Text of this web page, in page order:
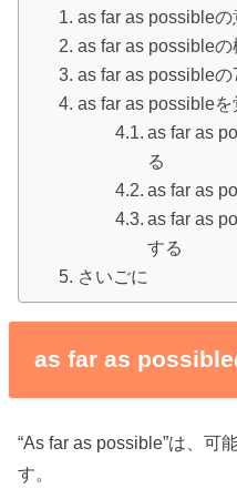
as far as possibleの
as far as possibleの
as far as possible
as far as possibleを
as far as
る
as far as
as far as
する
さいごに
as far as possible
“As far as possible”は、可
す。